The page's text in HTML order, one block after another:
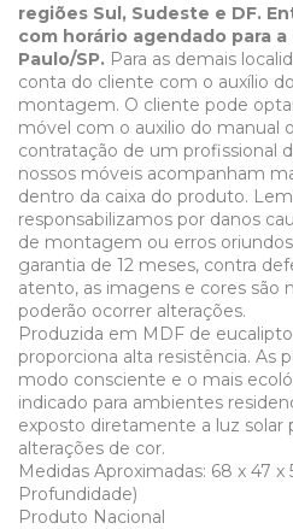
regiões Sul, Sudeste e DF.
com horário agendado para a
Paulo/SP. Para as demais
conta do cliente com o auxílio
montagem. O cliente pode
móvel com o auxilio do manual
contratação de um profissional
nossos móveis acompanham
dentro da caixa do produto.
responsabilizamos por danos
de montagem ou erros
garantia de 12 meses, contra
atento, as imagens e cores são
poderão ocorrer alterações.
Produzida em MDF de
proporciona alta resistência. As
modo consciente e o mais
indicado para ambientes
exposto diretamente a luz solar
alterações de cor.
Medidas Aproximadas: 68 x 47
Profundidade)
Produto Nacional